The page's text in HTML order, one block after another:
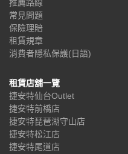
推薦路線
常見問題
保險理賠
租賃規章
消費者隱私保護(日語)
租賃店舖一覽
捷安特仙台Outlet
捷安特前橋店
捷安特琵琶湖守山店
捷安特松江店
捷安特尾道店